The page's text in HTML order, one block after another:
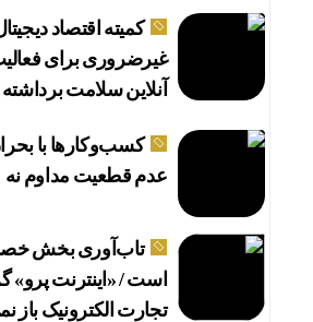
کمیته اقتصاد
غیرضروری برای
آنلاین سلامت
کسب‌وکارها با
عدم قطعیت مداوم نه
تاب‌آوری بخش
است / «اینترنت پرو»
تجارت الکترونیک باز